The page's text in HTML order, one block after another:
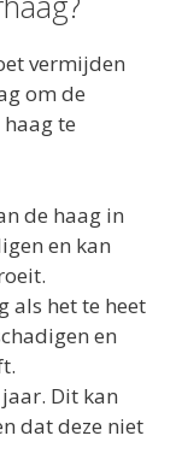
vermijden
om de
te
de haag in
en kan
als het te heet
en
Dit kan
dat deze niet